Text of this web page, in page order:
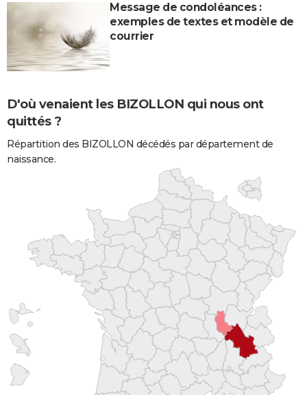
Message de condoléances :
exemples de textes et modèle de
courrier
D'où venaient les BIZOLLON qui nous ont
quittés ?
Répartition des BIZOLLON décédés par département de
naissance.